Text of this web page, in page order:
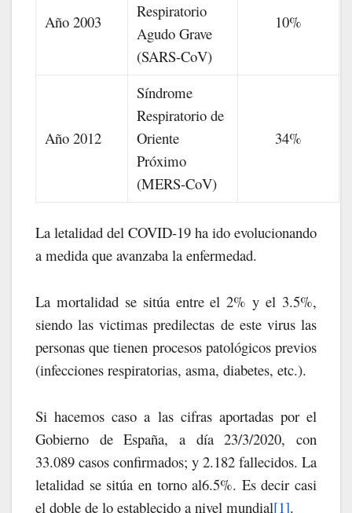
Año 2003
Respiratorio
Agudo Grave
(SARS-CoV)
10%
Año 2012
Síndrome
Respiratorio de
Oriente
Próximo
(MERS-CoV)
34%
La letalidad del COVID-19 ha ido evolucionando
a medida que avanzaba la enfermedad.
La mortalidad se sitúa entre el 2% y el 3.5%,
siendo las victimas predilectas de este virus las
personas que tienen procesos patológicos previos
(infecciones respiratorias, asma, diabetes, etc.).
Si hacemos caso a las cifras aportadas por el
Gobierno de España, a día 23/3/2020, con
33.089 casos confirmados; y 2.182 fallecidos. La
letalidad se sitúa en torno al6.5%. Es decir casi
el doble de lo establecido a nivel mundial[1].